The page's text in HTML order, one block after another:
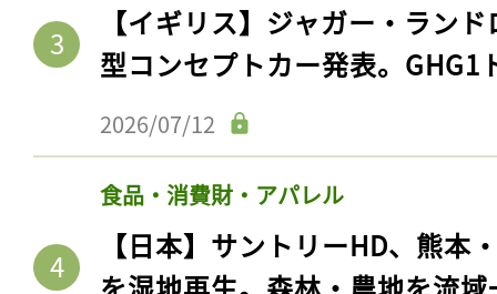
【イギリス】ジャガー・ラン
型コンセプトカー発表。GHG1
2026/07/12
食品・消費財・アパレル
【日本】サントリーHD、熊本